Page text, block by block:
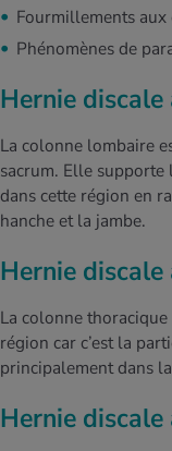
Fourmillements
Phénomènes de
Hernie
La colonne lombaire
sacrum. Elle
dans cette région en
hanche et la jambe.
Hernie
La colonne
région car c’est la
principalement dans
Hernie